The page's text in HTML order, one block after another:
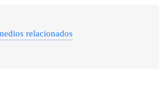
relacionados